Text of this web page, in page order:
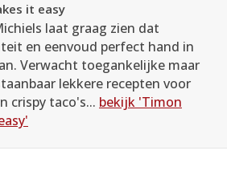
it easy
laat graag zien dat
en eenvoud perfect hand in
Verwacht toegankelijke maar
lekkere recepten voor
crispy taco's... bekijk 'Timon